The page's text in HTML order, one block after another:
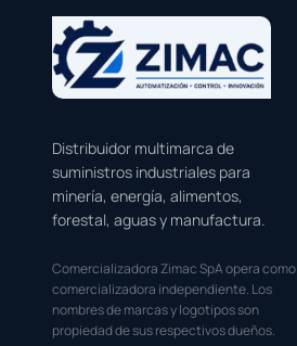
Distribuidor multimarca de
suministros industriales para
minería, energía, alimentos,
forestal, aguas y manufactura.
Comercializadora Zimac SpA opera como
comercializadora independiente. Los
nombres de marcas y logotipos son
propiedad de sus respectivos dueños.